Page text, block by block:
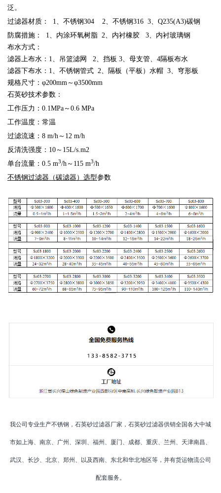
泛。
过滤器材质： 1、不锈钢304 2、不锈钢316 3、Q235(A3)碳钢
防腐措施： 1、内涂环氧树脂 2、内衬橡胶 3、内衬玻璃钢
布水方式：
滤器上布水：1、吊篮滤网 2、挡板 3、母支管、4隔板布水
滤器下布水：1、不锈钢管式 2、隔板（平板）水帽 3、穹形板
规格尺寸：φ200mm～φ3500mm
石英砂技术参数：
工作压力：0.1MPa～0.6 MPa
工作温度：常温
过滤流速：8 m/h～12 m/h
反清洗强度：10～15L/s.m2
单台流量：0.5 m3/h～115 m3/h
不锈钢过滤器（碳滤器）选型参数
我公司专业生产不锈钢，石英砂过滤器厂家，石英砂过滤器供销全国各大中城
市如上海、南京、广州、深圳、福州、厦门、成都、重庆、兰州、天津南昌、
武汉、长沙、北京、郑州、以及西南、东北和华北地区等，并有货运物流公司
配套服务。